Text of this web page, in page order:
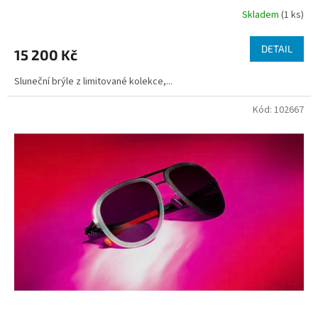
Skladem (1 ks)
15 200 Kč DETAIL
Sluneční brýle z limitované kolekce,...
Kód: 102667